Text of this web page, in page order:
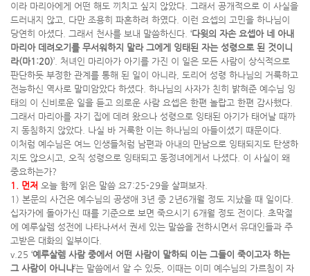
이라 마리아에게 어떤 해도 끼치고 싶지 않았다. 그래서 공개적으로 이 사실을
드러내지 않고, 다만 조용히 파혼하려 하였다. 이런 요셉의 고민을 하나님이
당연히 아셨다. 그래서 천사를 보내 말씀하신다. ‘다윗의 자손 요셉아 네 아내
마리아 데려오기를 무서워하지 말라 그에게 잉태된 자는 성령으로 된 것이니
라(마1:20)’. 처녀인 마리아가 아기를 가진 이 일은 모든 사람이 상식적으로
판단하듯 부정한 관계를 통해 된 일이 아니라, 도리어 성령 하나님의 거룩하고
전능하신 역사로 말미암았다 하셨다. 하나님의 사자가 친히 밝혀준 예수님 잉
태의 이 신비로운 일을 듣고 의로운 사람 요셉은 한편 놀랍고 한편 감사했다.
그래서 마리아를 자기 집에 데려 왔으나 성령으로 잉태된 아기가 태어날 때까
지 동침하지 않았다. 나실 바 거룩한 이는 하나님의 아들이셨기 때문이다.
이처럼 예수님은 여느 인생들처럼 남편과 아내의 만남으로 잉태되지도 탄생하
지도 않으시고, 오직 성령으로 잉태되고 동정녀에게서 나셨다. 이 사실이 왜
중요하는가?
1. 먼저 오늘 함께 읽은 말씀 요7:25-29을 살펴보자.
1) 본문의 사건은 예수님의 공생애 3년 중 2년6개월 정도 지났을 때 일이다.
십자가에 돌아가신 때를 기준으로 보면 죽으시기 6개월 정도 전이다. 초막절
에 예루살렘 성전에 나타나셔서 권세 있는 말씀을 전하시면서 유대인들과 주
고받은 대화의 일부이다.
v.25 ‘예루살렘 사람 중에서 어떤 사람이 말하되 이는 그들이 죽이고자 하는
그 사람이 아니냐’는 말씀에서 알 수 있듯, 이때는 이미 예수님의 가르침이 자